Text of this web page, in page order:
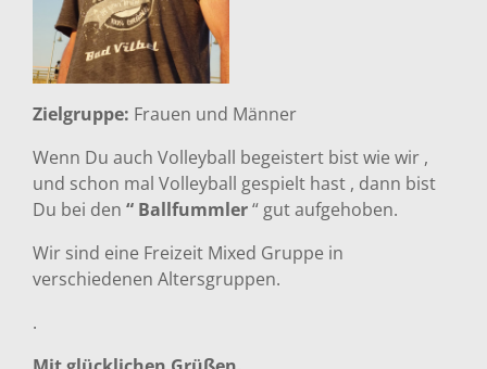
Zielgruppe: Frauen und Männer
Wenn Du auch Volleyball begeistert bist wie wir ,
und schon mal Volleyball gespielt hast , dann bist
Du bei den “ Ballfummler“ gut aufgehoben.
Wir sind eine Freizeit Mixed Gruppe in
verschiedenen Altersgruppen.
.